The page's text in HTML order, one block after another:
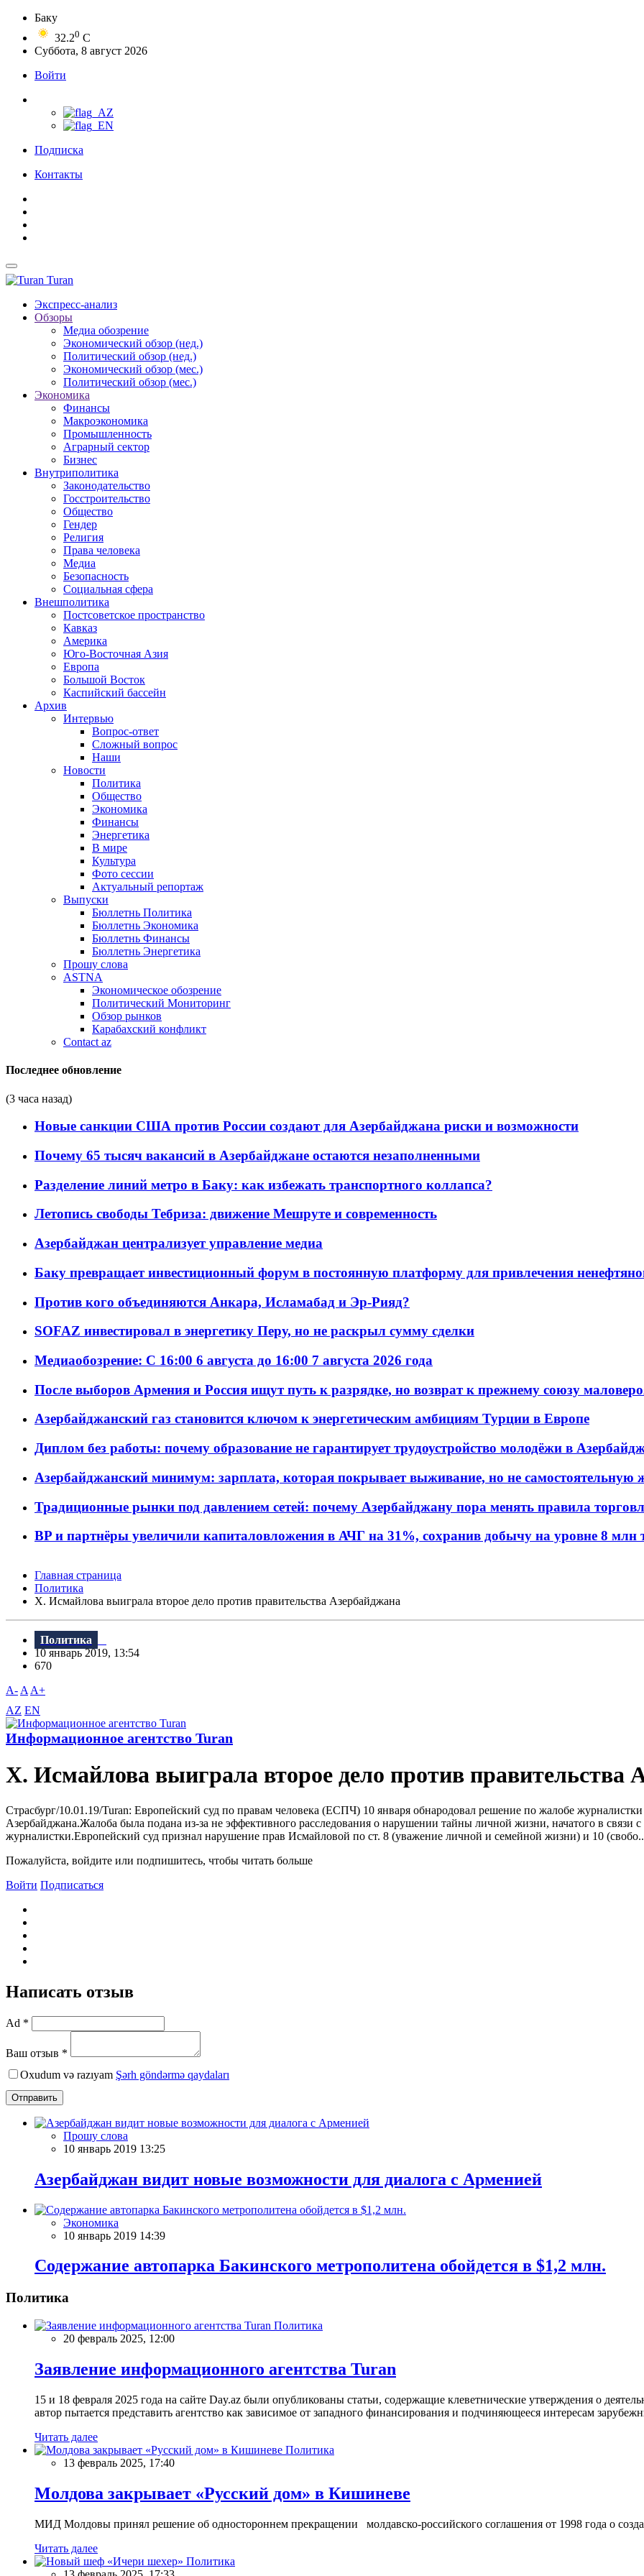
Баку
32.20 C
Суббота, 8 август 2026
Войти
Подписка
Контакты
Turan
Экспресс-анализ
Обзоры
Медиа обозрение
Экономический обзор (нед.)
Политический обзор (нед.)
Экономический обзор (мес.)
Политический обзор (мес.)
Экономика
Финансы
Макроэкономика
Промышленность
Аграрный сектор
Бизнес
Внутриполитика
Законодательство
Госстроительство
Общество
Гендер
Религия
Права человека
Медиа
Безопасность
Социальная сфера
Внешполитика
Постсоветское пространство
Кавказ
Америка
Юго-Восточная Азия
Европа
Большой Восток
Каспийский бассейн
Архив
Интервью
Вопрос-ответ
Сложный вопрос
Наши
Новости
Политика
Общество
Экономика
Финансы
Энергетика
В мире
Культура
Фото сессии
Актуальный репортаж
Выпуски
Бюллетнь Политика
Бюллетнь Экономика
Бюллетнь Финансы
Бюллетнь Энергетика
Прошу слова
ASTNA
Экономическое обозрение
Политический Мониторинг
Обзор рынков
Карабахский конфликт
Contact az
Последнее обновление
(3 часа назад)
Новые санкции США против России создают для Азербайджана риски и возможности
Почему 65 тысяч вакансий в Азербайджане остаются незаполненными
Разделение линий метро в Баку: как избежать транспортного коллапса?
Летопись свободы Тебриза: движение Мешруте и современность
Азербайджан централизует управление медиа
Баку превращает инвестиционный форум в постоянную платформу для привлечения
Против кого объединяются Анкара, Исламабад и Эр-Рияд?
SOFAZ инвестировал в энергетику Перу, но не раскрыл сумму сделки
Медиаобозрение: С 16:00 6 августа до 16:00 7 августа 2026 года
После выборов Армения и Россия ищут путь к разрядке, но возврат к прежнему союзу
Азербайджанский газ становится ключом к энергетическим амбициям Турции в Европе
Диплом без работы: почему образование не гарантирует трудоустройство молодёжи в
Азербайджанский минимум: зарплата, которая покрывает выживание, но не самостоятельную
Традиционные рынки под давлением сетей: почему Азербайджану пора менять правила
BP и партнёры увеличили капиталовложения в АЧГ на 31%, сохранив добычу на уровне 8 млн
Главная страница
Политика
Х. Исмайлова выиграла второе дело против правительства Азербайджана
Политика
10 январь 2019, 13:54
670
A- A A+
AZ EN
Информационное агентство Turan
Х. Исмайлова выиграла второе дело против правительства
Страсбург/10.01.19/Turan: Европейский суд по правам человека (ЕСПЧ) 10 января обнародовал решение по жалобе
Азербайджана.Жалоба была подана из-за не эффективного расследования о нарушении тайны личной жизни, начатого в связи
журналистки.Европейский суд признал нарушение прав Исмайловой по ст. 8 (уважение личной и семейной жизни) и 10
Пожалуйста, войдите или подпишитесь, чтобы читать больше
Войти Подписаться
Написать отзыв
Ad *
Ваш отзыв *
Oxudum və razıyam Şərh göndərmə qaydaları
Отправить
Прошу слова
10 январь 2019 13:25
Азербайджан видит новые возможности для диалога с Арменией
Экономика
10 январь 2019 14:39
Содержание автопарка Бакинского метрополитена обойдется в $1,2 млн.
Политика
Политика
20 февраль 2025, 12:00
Заявление информационного агентства Turan
15 и 18 февраля 2025 года на сайте Day.az были опубликованы статьи, содержащие клеветнические утверждения о
автор пытается представить агентство как зависимое от западного финансирования и подчиняющееся интересам
Читать далее
Политика
13 февраль 2025, 17:40
Молдова закрывает «Русский дом» в Кишиневе
МИД Молдовы принял решение об одностороннем прекращении молдавско-российского соглашения от 1998 года о
Читать далее
Политика